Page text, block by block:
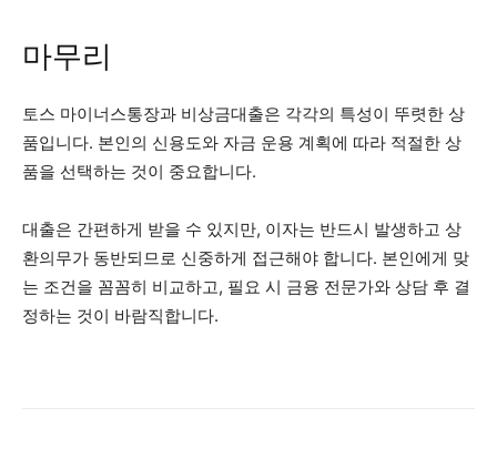
마무리
토스 마이너스통장과 비상금대출은 각각의 특성이 뚜렷한 상
품입니다. 본인의 신용도와 자금 운용 계획에 따라 적절한 상
품을 선택하는 것이 중요합니다.
대출은 간편하게 받을 수 있지만, 이자는 반드시 발생하고 상
환의무가 동반되므로 신중하게 접근해야 합니다. 본인에게 맞
는 조건을 꼼꼼히 비교하고, 필요 시 금융 전문가와 상담 후 결
정하는 것이 바람직합니다.